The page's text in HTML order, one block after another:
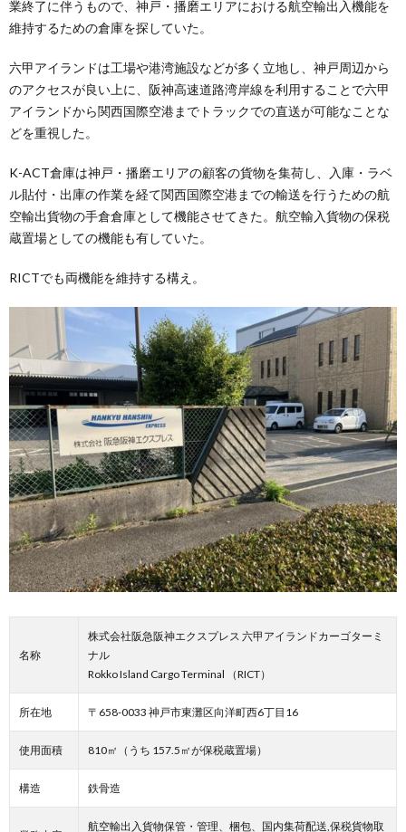
業終了に伴うもので、神戸・播磨エリアにおける航空輸出入機能を
維持するための倉庫を探していた。
六甲アイランドは工場や港湾施設などが多く立地し、神戸周辺から
のアクセスが良い上に、阪神高速道路湾岸線を利用することで六甲
アイランドから関西国際空港までトラックでの直送が可能なことな
どを重視した。
K-ACT倉庫は神戸・播磨エリアの顧客の貨物を集荷し、入庫・ラベ
ル貼付・出庫の作業を経て関西国際空港までの輸送を行うための航
空輸出貨物の手倉倉庫として機能させてきた。航空輸入貨物の保税
蔵置場としての機能も有していた。
RICTでも両機能を維持する構え。
名称
株式会社阪急阪神エクスプレス 六甲アイランドカーゴターミ
ナル
Rokko Island Cargo Terminal （RICT）
所在地 〒658-0033 神戸市東灘区向洋町西6丁目16
使用面積 810㎡（うち 157.5㎡が保税蔵置場）
構造 鉄骨造
航空輸出入貨物保管・管理、梱包、国内集荷配送,保税貨物取